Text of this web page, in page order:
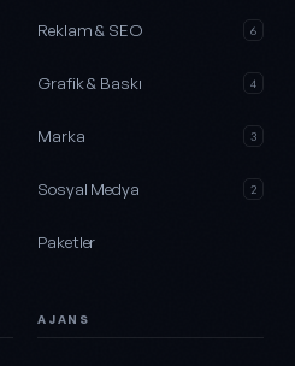
Reklam & SEO 6
Grafik & Baskı 4
Marka 3
Sosyal Medya 2
Paketler
AJANS